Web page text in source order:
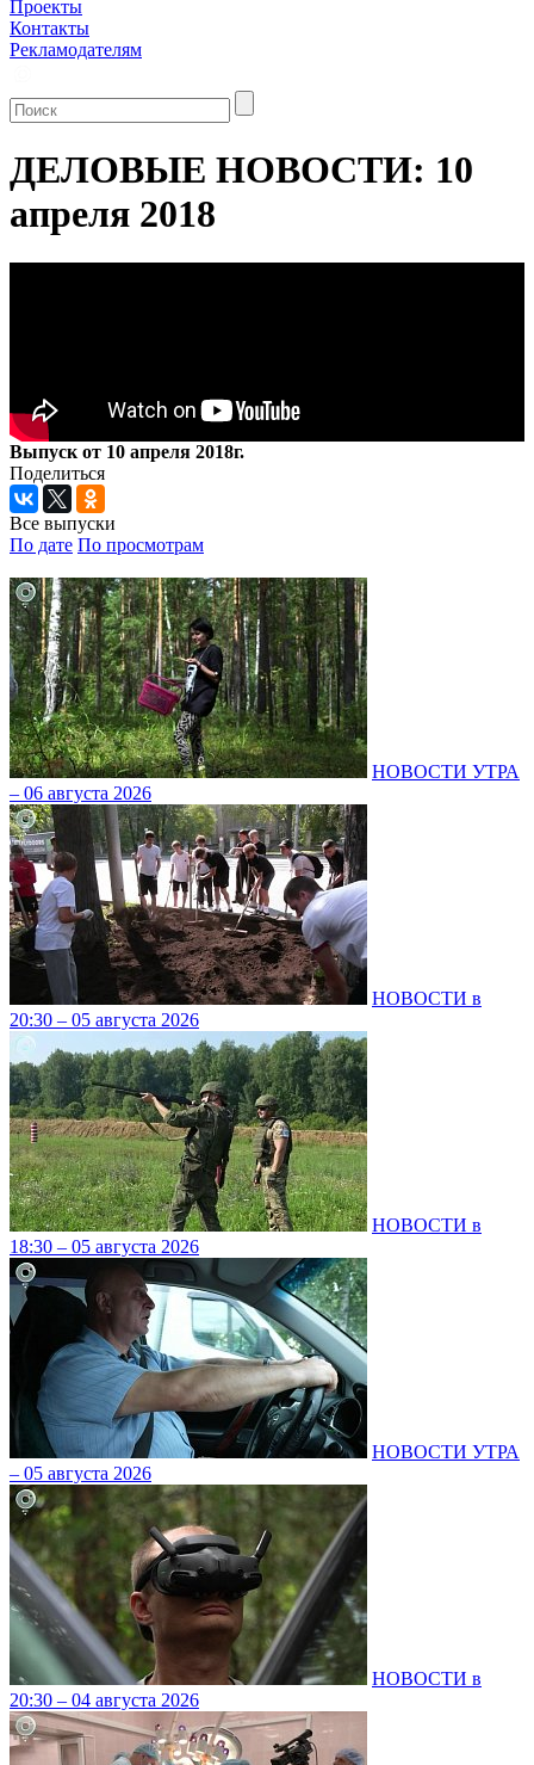
Проекты
Контакты
Рекламодателям
ДЕЛОВЫЕ НОВОСТИ: 10
апреля 2018
Выпуск от 10 апреля 2018г.
Поделиться
Все выпуски
По дате По просмотрам
НОВОСТИ УТРА
– 06 августа 2026
НОВОСТИ в
20:30 – 05 августа 2026
НОВОСТИ в
18:30 – 05 августа 2026
НОВОСТИ УТРА
– 05 августа 2026
НОВОСТИ в
20:30 – 04 августа 2026